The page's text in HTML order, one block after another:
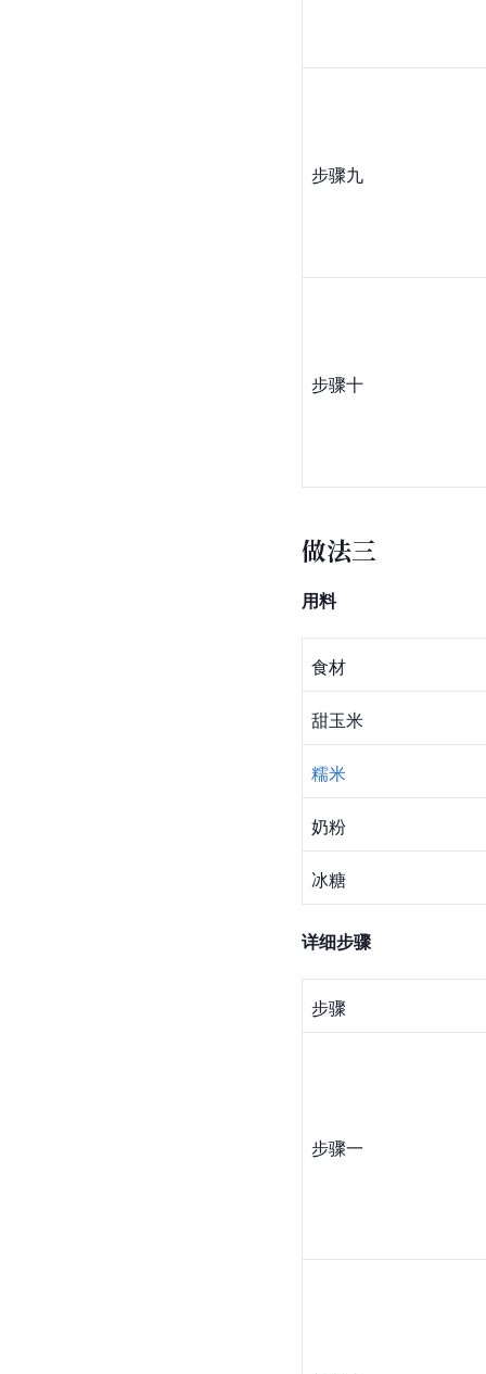
步骤九
步骤十
做法三
用料
食材
甜玉米
糯米
奶粉
冰糖
详细步骤
步骤
步骤一